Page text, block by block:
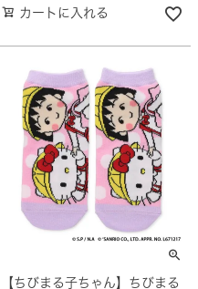
カートに入れる
【ちびまる子ちゃん】ちびまる